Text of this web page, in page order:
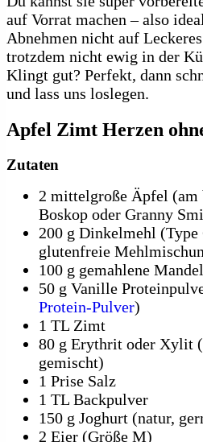
auf Vorrat machen – also
Abnehmen nicht auf
trotzdem nicht ewig in der
Klingt gut? Perfekt, dann
und lass uns loslegen.
Apfel Zimt Herzen
Zutaten
2 mittelgroße Äpfel (am
Boskop oder Granny
200 g Dinkelmehl (Type
glutenfreie
100 g gemahlene
50 g Vanille
Protein-Pulver)
1 TL Zimt
80 g Erythrit oder Xylit
gemischt)
1 Prise Salz
1 TL Backpulver
150 g Joghurt (natur,
2 Eier (Größe M)